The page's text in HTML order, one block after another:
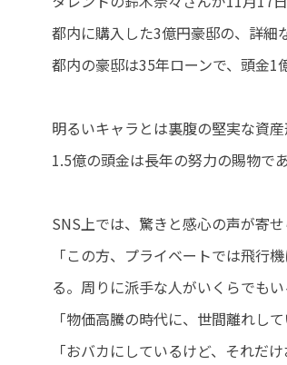
都内に購入した3億円豪邸の、詳細
都内の豪邸は35年ローンで、頭金1
明るいキャラとは裏腹の堅実な資産
1.5億の頭金は長年の努力の賜物で
SNS上では、驚きと感心の声が寄せ
「この方、プライベートでは飛行
る。周りに派手な人がいくらでも
「物価高騰の時代に、世間離れし
「おバカにしているけど、それだ